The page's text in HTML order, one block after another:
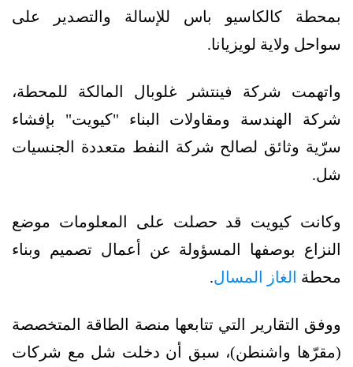
بمحطة كالكاسيو باس للإسالة والتصدير على
سواحل ولاية لويزيانا.
واتهمت شركة فينتشر غلوبال المالكة للمحطة،
شركة الهندسة ومقاولات البناء "كيويت" بإفشاء
سرّية وثائق لصالح شركة النفط متعددة الجنسيات
شل.
وكانت كيويت قد حصلت على المعلومات موضع
النزاع بوصفها المسؤولة عن أعمال تصميم وبناء
محطة الغاز المسال.
ووفق التقارير التي تتابعها منصة الطاقة المتخصصة
(مقرّها واشنطن)، سبق أن دخلت شل مع شركات